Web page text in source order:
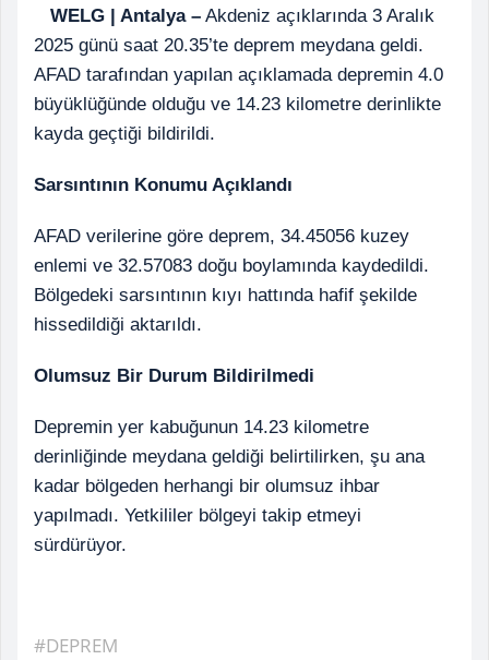
WELG | Antalya – Akdeniz açıklarında 3 Aralık
2025 günü saat 20.35’te deprem meydana geldi.
AFAD tarafından yapılan açıklamada depremin 4.0
büyüklüğünde olduğu ve 14.23 kilometre derinlikte
kayda geçtiği bildirildi.
Sarsıntının Konumu Açıklandı
AFAD verilerine göre deprem, 34.45056 kuzey
enlemi ve 32.57083 doğu boylamında kaydedildi.
Bölgedeki sarsıntının kıyı hattında hafif şekilde
hissedildiği aktarıldı.
Olumsuz Bir Durum Bildirilmedi
Depremin yer kabuğunun 14.23 kilometre
derinliğinde meydana geldiği belirtilirken, şu ana
kadar bölgeden herhangi bir olumsuz ihbar
yapılmadı. Yetkililer bölgeyi takip etmeyi
sürdürüyor.
#DEPREM